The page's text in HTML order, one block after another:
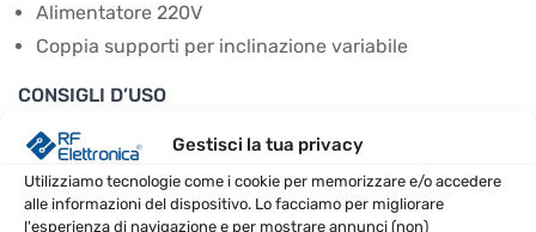
Gestisci la tua privacy
Utilizziamo tecnologie come i cookie per memorizzare e/o accedere
alle informazioni del dispositivo. Lo facciamo per migliorare
l'esperienza di navigazione e per mostrare annunci (non)
Alimentatore 220V
Coppia supporti per inclinazione variabile
CONSIGLI D’USO
Collegare Maestro alla rete LAN o WiFi per un uso
immediato
Utilizzare il pannello touch per navigare tra le